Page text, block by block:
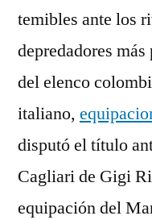
temibles ante los
depredadores
del elenco
italiano,
disputó el título
Cagliari de Gigi
equipación del